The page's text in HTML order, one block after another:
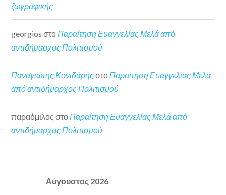
ζωγραφικής
georgios στοΠαραίτηση Ευαγγελίας Μελά από
αντιδήμαρχος Πολιτισμού
Παναγιώτης ΚονιδάρηςστοΠαραίτηση Ευαγγελίας Μελά
από αντιδήμαρχος Πολιτισμού
παραόμιλος στοΠαραίτηση Ευαγγελίας Μελά από
αντιδήμαρχος Πολιτισμού
Αύγουστος 2026